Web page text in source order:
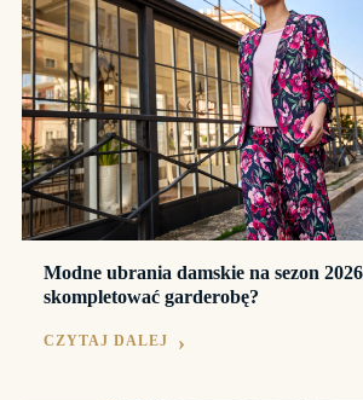
Modne ubrania damskie na sezon
skompletować garderobę?
CZYTAJ DALEJ